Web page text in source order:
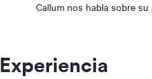
Callum nos habla sobre
Experiencia